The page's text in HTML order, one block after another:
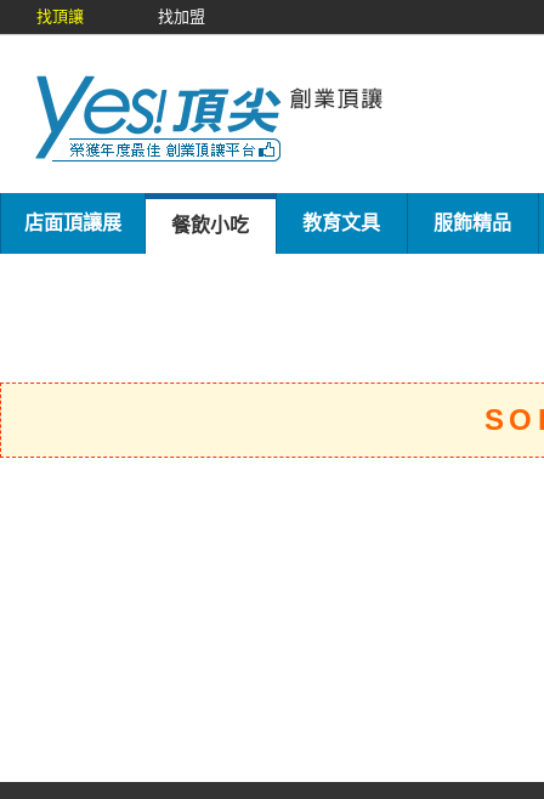
找頂讓 找加盟
店面頂讓展 餐飲小吃 教育文具 服飾精品